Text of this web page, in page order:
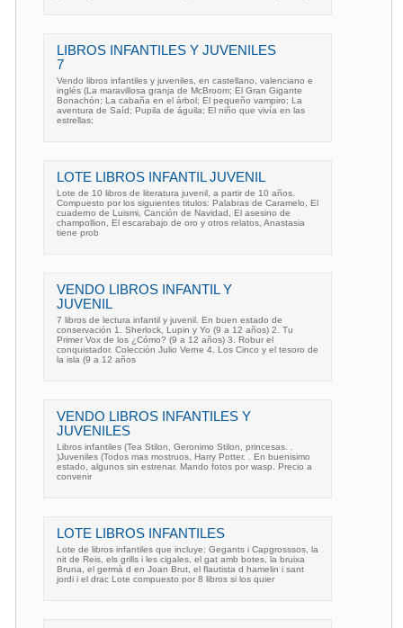
LIBROS INFANTILES Y JUVENILES
7
Vendo libros infantiles y juveniles, en castellano, valenciano e
inglés (La maravillosa granja de McBroom; El Gran Gigante
Bonachón; La cabaña en el árbol; El pequeño vampiro; La
aventura de Saíd; Pupila de águila; El niño que vivía en las
estrellas;
LOTE LIBROS INFANTIL JUVENIL
Lote de 10 libros de literatura juvenil, a partir de 10 años.
Compuesto por los siguientes titulos: Palabras de Caramelo, El
cuaderno de Luismi, Canción de Navidad, El asesino de
champollion, El escarabajo de oro y otros relatos, Anastasia
tiene prob
VENDO LIBROS INFANTIL Y
JUVENIL
7 libros de lectura infantil y juvenil. En buen estado de
conservación 1. Sherlock, Lupin y Yo (9 a 12 años) 2. Tu
Primer Vox de los ¿Cómo? (9 a 12 años) 3. Robur el
conquistador. Colección Julio Verne 4. Los Cinco y el tesoro de
la isla (9 a 12 años
VENDO LIBROS INFANTILES Y
JUVENILES
Libros infantiles (Tea Stilon, Geronimo Stilon, princesas. .
)Juveniles (Todos mas mostruos, Harry Potter. . En buenisimo
estado, algunos sin estrenar. Mando fotos por wasp. Precio a
convenir
LOTE LIBROS INFANTILES
Lote de libros infantiles que incluye: Gegants i Capgrosssos, la
nit de Reis, els grills i les cigales, el gat amb botes, la bruixa
Bruna, el germà d en Joan Brut, el flautista d hamelin i sant
jordi i el drac Lote compuesto por 8 libros si los quier